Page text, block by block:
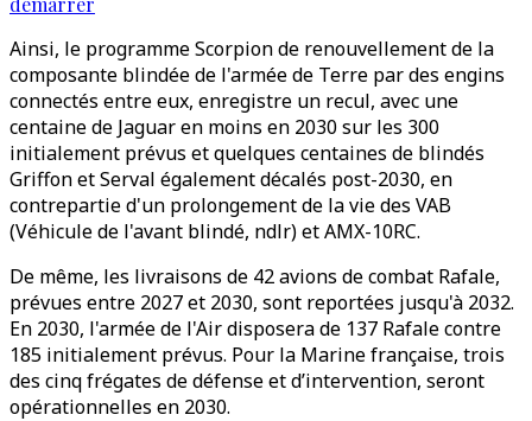
Ainsi, le programme Scorpion de renouvellement de la
composante blindée de l'armée de Terre par des engins
connectés entre eux, enregistre un recul, avec une
centaine de Jaguar en moins en 2030 sur les 300
initialement prévus et quelques centaines de blindés
Griffon et Serval également décalés post-2030, en
contrepartie d'un prolongement de la vie des VAB
(Véhicule de l'avant blindé, ndlr) et AMX-10RC.
De même, les livraisons de 42 avions de combat Rafale,
prévues entre 2027 et 2030, sont reportées jusqu'à 2032.
En 2030, l'armée de l'Air disposera de 137 Rafale contre
185 initialement prévus. Pour la Marine française, trois
des cinq frégates de défense et d’intervention, seront
opérationnelles en 2030.